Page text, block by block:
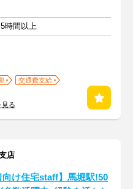
時間以上
交通費支給
見る
店
向け住宅staff】馬堀駅!50